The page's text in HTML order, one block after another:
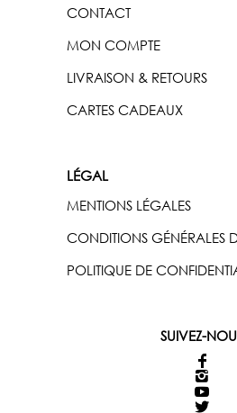
CONTACT
MON COMPTE
LIVRAISON & RETOURS
CARTES CADEAUX
LÉGAL
MENTIONS LÉGALES
CONDITIONS GÉNÉRALES
POLITIQUE DE
SUIVEZ-